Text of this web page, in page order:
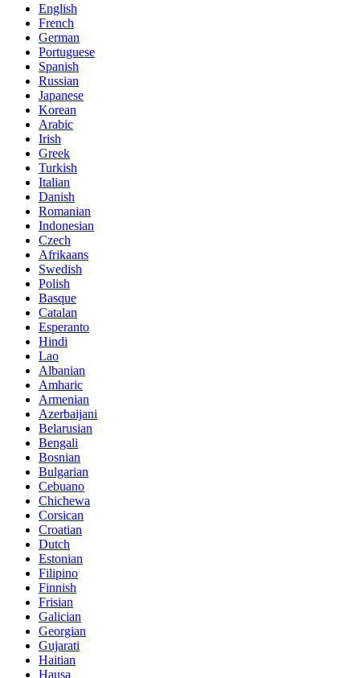
English
French
German
Portuguese
Spanish
Russian
Japanese
Korean
Arabic
Irish
Greek
Turkish
Italian
Danish
Romanian
Indonesian
Czech
Afrikaans
Swedish
Polish
Basque
Catalan
Esperanto
Hindi
Lao
Albanian
Amharic
Armenian
Azerbaijani
Belarusian
Bengali
Bosnian
Bulgarian
Cebuano
Chichewa
Corsican
Croatian
Dutch
Estonian
Filipino
Finnish
Frisian
Galician
Georgian
Gujarati
Haitian
Hausa